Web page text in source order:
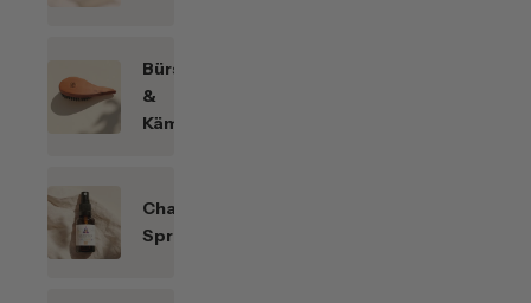
Bürsten
&
Kämme
Chakren-
Sprays